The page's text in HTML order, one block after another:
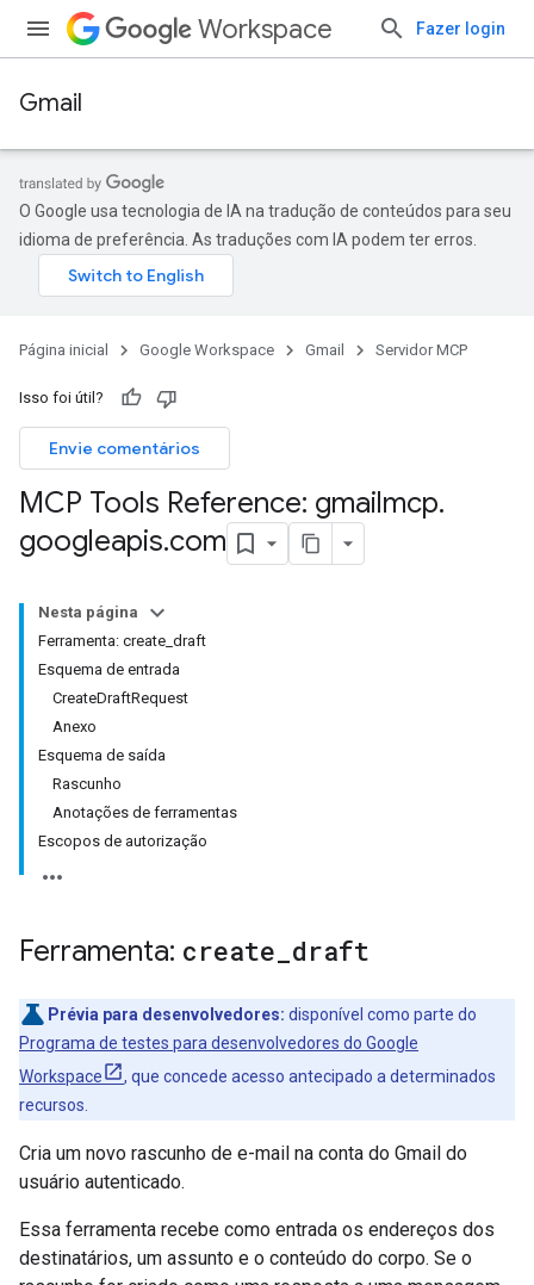
Workspace Fazer login
Gmail
O Google usa tecnologia de IA na tradução de conteúdos para seu
idioma de preferência. As traduções com IA podem ter erros.
Página inicial Google Workspace Gmail Servidor MCP
Isso foi útil?
Envie comentários
MCP Tools Reference: gmailmcp.
googleapis.com
Nesta página
Ferramenta: create_draft
Esquema de entrada
CreateDraftRequest
Anexo
Esquema de saída
Rascunho
Anotações de ferramentas
Escopos de autorização
Ferramenta: create draft
Prévia para desenvolvedores: disponível como parte do
Programa de testes para desenvolvedores do Google
Workspace
, que concede acesso antecipado a determinados
recursos.
Cria um novo rascunho de e-mail na conta do Gmail do
usuário autenticado.
Essa ferramenta recebe como entrada os endereços dos
destinatários, um assunto e o conteúdo do corpo. Se o